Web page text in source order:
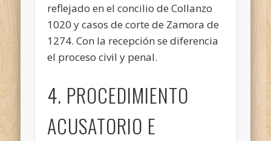
reflejado en el concilio de Collanzo
1020 y casos de corte de Zamora de
1274. Con la recepción se diferencia
el proceso civil y penal.
4. PROCEDIMIENTO
ACUSATORIO E